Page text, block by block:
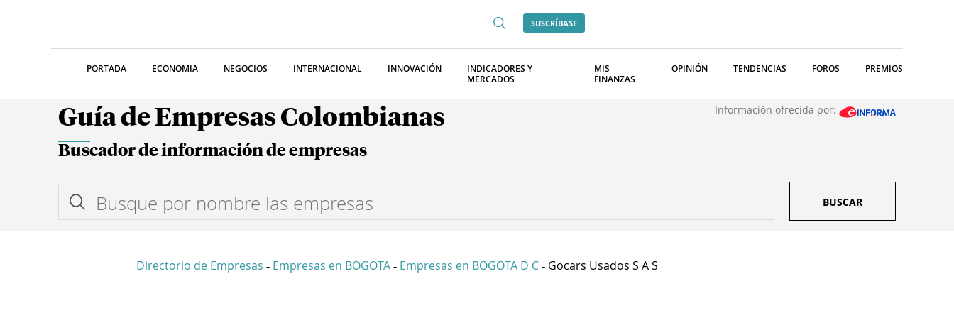
SUSCRÍBASE
PORTADA ECONOMIA NEGOCIOS INTERNACIONAL INNOVACIÓN
INDICADORES Y
MERCADOS
MIS
FINANZAS
OPINIÓN TENDENCIAS FOROS PREMIOS
Guía de Empresas Colombianas Información ofrecida por:
Buscador de información de empresas
BUSCAR
Directorio de Empresas - Empresas en BOGOTA - Empresas en BOGOTA D C - Gocars Usados S A S